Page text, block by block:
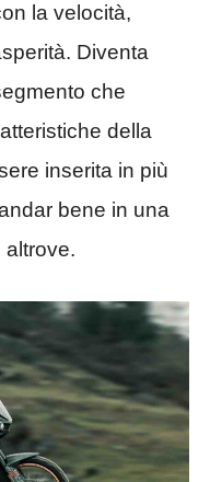
la velocità,
Diventa
che
della
inserita in più
bene in una
altrove.